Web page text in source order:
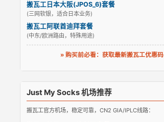
搬瓦工日本大阪(JPOS_6)套餐
(三网软银，适合日本业务)
搬瓦工阿联酋迪拜套餐
(中东/欧洲路由，特殊用途)
» 购买前必看：获取最新搬瓦工优惠码
Just My Socks 机场推荐
搬瓦工官方机场，稳定可靠，CN2 GIA/IPLC线路：